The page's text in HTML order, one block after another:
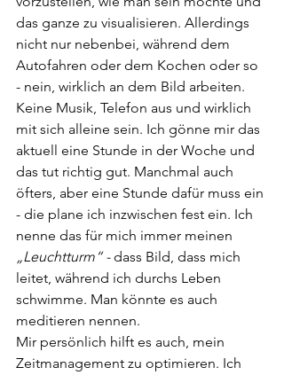
das ganze zu visualisieren. Allerdings
nicht nur nebenbei, während dem
Autofahren oder dem Kochen oder so
- nein, wirklich an dem Bild arbeiten.
Keine Musik, Telefon aus und wirklich
mit sich alleine sein. Ich gönne mir das
aktuell eine Stunde in der Woche und
das tut richtig gut. Manchmal auch
öfters, aber eine Stunde dafür muss ein
- die plane ich inzwischen fest ein. Ich
nenne das für mich immer meinen
„Leuchtturm“ - dass Bild, dass mich
leitet, während ich durchs Leben
schwimme. Man könnte es auch
meditieren nennen.
Mir persönlich hilft es auch, mein
Zeitmanagement zu optimieren. Ich